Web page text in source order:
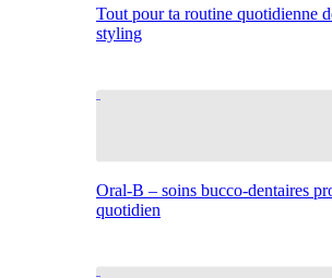
Tout pour ta routine quotidienne
styling
Oral-B – soins bucco-dentaires
quotidien